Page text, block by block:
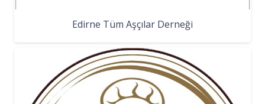
Edirne Tüm Aşçılar Derneği